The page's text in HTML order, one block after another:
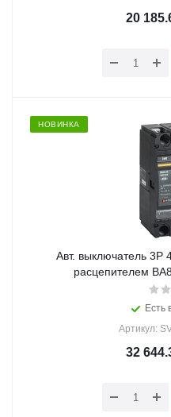
20
НОВИНКА
Авт. выключатель 3Р
расцепителем
Есть
Артикул:
32